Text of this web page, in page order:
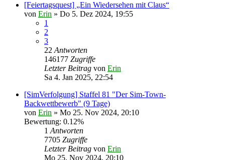
[Feiertagsquest] „Ein Wiedersehen mit Claus“
von Erin » Do 5. Dez 2024, 19:55
1
2
3
22 Antworten
146177 Zugriffe
Letzter Beitrag von Erin
Sa 4. Jan 2025, 22:54
[SimVerfolgung] Staffel 81 "Der Sim-Town-
Backwettbewerb" (9 Tage)
von Erin » Mo 25. Nov 2024, 20:10
Bewertung: 0.12%
1 Antworten
7705 Zugriffe
Letzter Beitrag von Erin
Mo 25. Nov 2024, 20:10